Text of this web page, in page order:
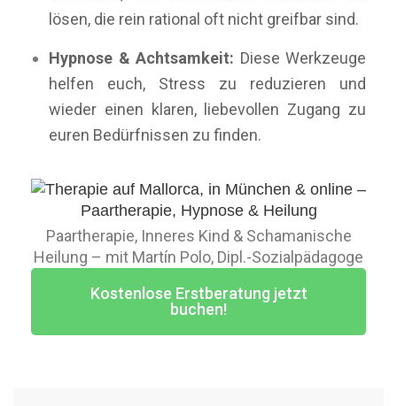
lösen, die rein rational oft nicht greifbar sind.
Hypnose & Achtsamkeit: Diese Werkzeuge
helfen euch, Stress zu reduzieren und
wieder einen klaren, liebevollen Zugang zu
euren Bedürfnissen zu finden.
Paartherapie, Inneres Kind & Schamanische
Heilung – mit Martín Polo, Dipl.-Sozialpädagoge
Kostenlose Erstberatung jetzt
buchen!